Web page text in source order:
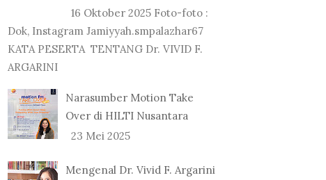
16 Oktober 2025 Foto-foto :
Dok, Instagram Jamiyyah.smpalazhar67
KATA PESERTA TENTANG Dr. VIVID F.
ARGARINI
Narasumber Motion Take
Over di HILTI Nusantara
23 Mei 2025
Mengenal Dr. Vivid F. Argarini